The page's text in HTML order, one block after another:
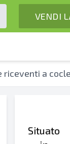
VENDI
a
Situato